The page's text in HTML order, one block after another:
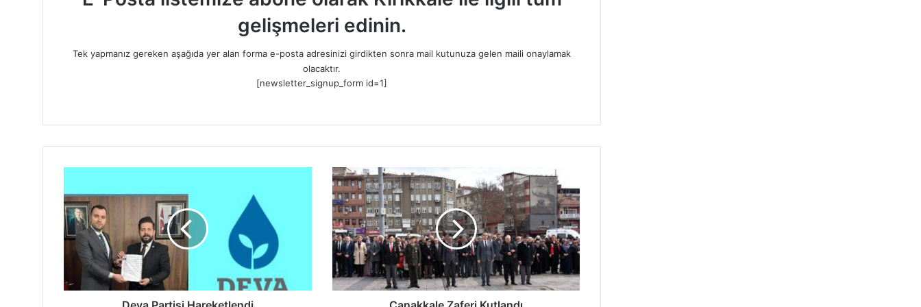
gelişmeleri edinin.
Tek yapmanız gereken aşağıda yer alan forma e-posta adresinizi girdikten sonra mail kutunuza gelen maili onaylamak
olacaktır.
[newsletter_signup_form id=1]
v
a
P
i
Ç
a
n
a
k
k
a
e